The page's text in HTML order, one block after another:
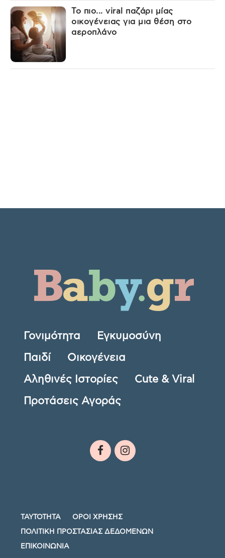
Το πιο... viral παζάρι μίας
οικογένειας για μια θέση στο
αεροπλάνο
Γονιμότητα Εγκυμοσύνη
Παιδί Οικογένεια
Αληθινές Ιστορίες Cute & Viral
Προτάσεις Αγοράς
ΤΑΥΤΟΤΗΤΑ ΟΡΟΙ ΧΡΗΣΗΣ
ΠΟΛΙΤΙΚΗ ΠΡΟΣΤΑΣΙΑΣ ΔΕΔΟΜΕΝΩΝ
ΕΠΙΚΟΙΝΩΝΙΑ